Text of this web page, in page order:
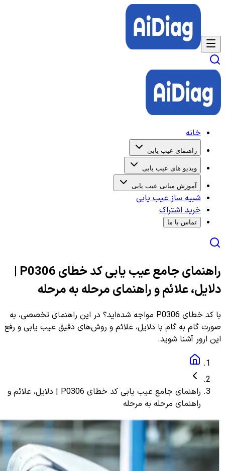
خانه
راهنمای عیب یابی
ویدیو های عیب یابی
آموزش مبانی عیب یابی
شبیه ساز عیب یابی
خرید اشتراک
تماس با ما
راهنمای جامع عیب یابی کد خطای P0306 |
دلایل، علائم و راهنمای مرحله به مرحله
با کد خطای P0306 مواجه شده‌اید؟ در این راهنمای تخصصی، به
صورت گام به گام با دلایل، علائم و روش‌های دقیق عیب یابی و رفع
این ارور آشنا شوید.
راهنمای جامع عیب یابی کد خطای P0306 | دلایل، علائم و
راهنمای مرحله به مرحله